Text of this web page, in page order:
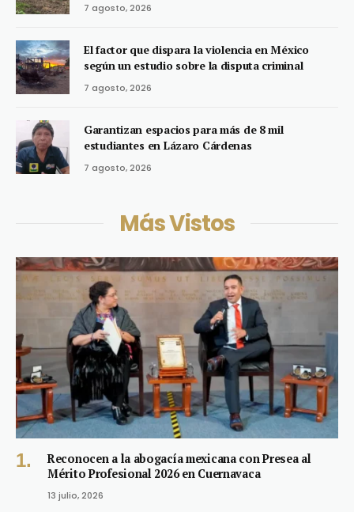
7 agosto, 2026
El factor que dispara la violencia en México
según un estudio sobre la disputa criminal
7 agosto, 2026
Garantizan espacios para más de 8 mil
estudiantes en Lázaro Cárdenas
7 agosto, 2026
Más Vistos
Reconocen a la abogacía mexicana con Presea al
Mérito Profesional 2026 en Cuernavaca
13 julio, 2026